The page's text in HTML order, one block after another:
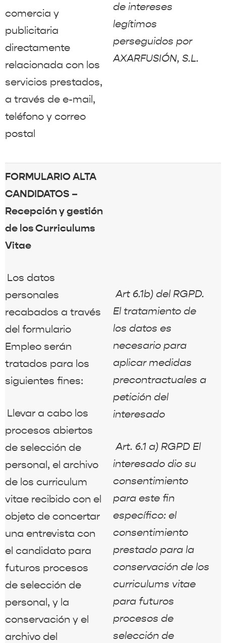
comercia y
publicitaria
directamente
relacionada con los
servicios prestados,
a través de e-mail,
teléfono y correo
postal
de intereses
legítimos
perseguidos por
AXARFUSIÓN, S.L.
FORMULARIO ALTA
CANDIDATOS –
Recepción y gestión
de los Curriculums
Vitae
Los datos
personales
recabados a través
del formulario
Empleo serán
tratados para los
siguientes fines:
Llevar a cabo los
procesos abiertos
de selección de
personal, el archivo
de los curriculum
vitae recibido con el
objeto de concertar
una entrevista con
el candidato para
futuros procesos
de selección de
personal, y la
conservación y el
archivo del
Art 6.1b) del RGPD.
El tratamiento de
los datos es
necesario para
aplicar medidas
precontractuales a
petición del
interesado
Art. 6.1 a) RGPD El
interesado dio su
consentimiento
para este fin
específico: el
consentimiento
prestado para la
conservación de los
curriculums vitae
para futuros
procesos de
selección de